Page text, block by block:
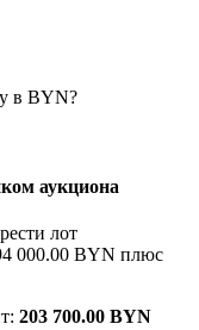
в BYN?
аукциона
лот
000.00 BYN плюс
203 700.00 BYN